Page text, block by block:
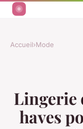
Accueil›Mode
Lingerie
haves